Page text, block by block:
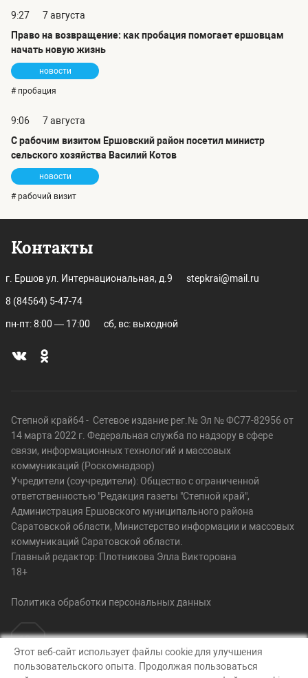
9:27
7 августа
Право на возвращение: как пробация помогает ершовцам
начать новую жизнь
новости
# пробация
9:06
7 августа
С рабочим визитом Ершовский район посетил министр
сельского хозяйства Василий Котов
новости
# рабочий визит
Контакты
г. Ершов ул. Интернациональная, д.9 stepkrai@mail.ru
8 (84564) 5-47-74
пн-пт: 8:00 — 17:00 сб, вс: выходной
Степной край64 - Сетевое издание рег.№ Эл № ФС77-82956 от
14 марта 2022 г. Федеральная служба по надзору в сфере
связи, информационных технологий и массовых
коммуникаций (Роскомнадзор)
Учредители (соучредители): Общество с ограниченной
ответственностью "Редакция газеты "Степной край",
Администрация Ершовского муниципального района
Саратовской области, Министерство информации и массовых
коммуникаций Саратовской области.
Главный редактор: Плотникова Элла Викторовна
18+
Политика обработки персональных данных
© Степной край64, 2026
Этот веб-сайт использует файлы cookie для улучшения
пользовательского опыта. Продолжая пользоваться